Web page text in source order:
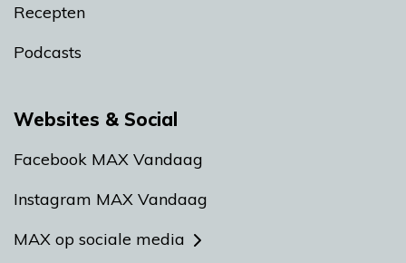
Recepten
Podcasts
Websites & Social
Facebook MAX Vandaag
Instagram MAX Vandaag
MAX op sociale media